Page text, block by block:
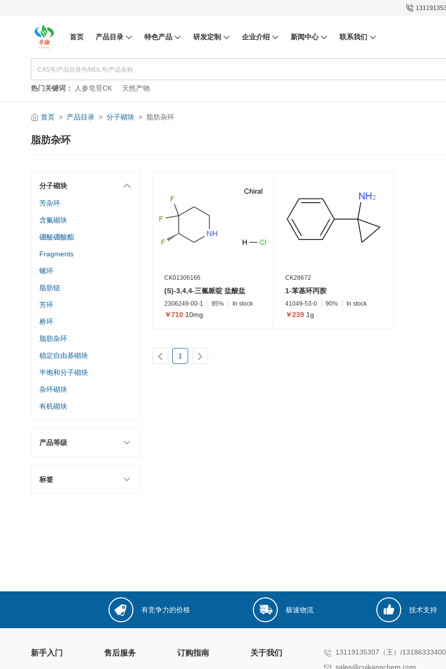
首页 产品目录 特色产品 研发定制 企业介绍 新闻中心 联系我们
热门关键词： 人参皂苷CK 天然产物
首页 > 产品目录 > 分子砌块 > 脂肪杂环
脂肪杂环
分子砌块
芳杂环
含氟砌块
硼酸硼酸酯
Fragments
螺环
脂肪链
芳环
桥环
脂肪杂环
稳定自由基砌块
半饱和分子砌块
杂环砌块
有机砌块
产品等级
标签
CK01306166
(S)-3,4,4-三氟哌啶 盐酸盐
2306249-00-1 95% In stock
￥710 10mg
CK28672
1-苯基环丙胺
41049-53-0 90% In stock
￥239 1g
1
有竞争力的价格 极速物流 技术支持
新手入门 售后服务 订购指南 关于我们
13119135307（王）/
sales@cuikangchem.com